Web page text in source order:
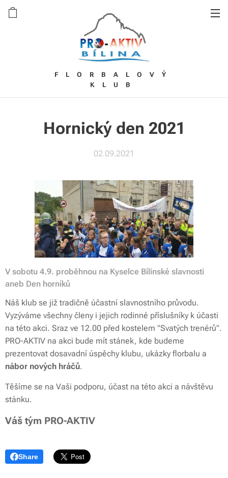
FLORBALOVÝ
KLUB
Hornický den 2021
02.09.2021
V sobotu 4.9. proběhnou na Kyselce Bílinské slavnosti
aneb Den horníků
Náš klub se již tradičně účastní slavnostního průvodu.
Vyzýváme všechny členy i jejich rodinné příslušníky k účasti
na této akci. Sraz ve 12.00 před kostelem "Svatých trenérů".
PRO-AKTIV na akci bude mít stánek, kde budeme
prezentovat dosavadní úspěchy klubu, ukázky florbalu a
nábor nových hráčů.
Těšíme se na Vaši podporu, účast na této akci a návštěvu
stánku.
Váš tým PRO-AKTIV
Share